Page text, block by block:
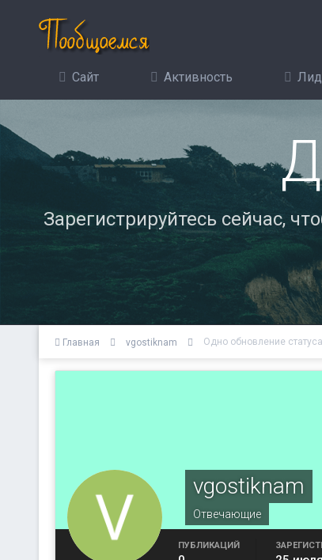
Сайт Активность
Зарегистрируйтесь сейчас,
Главная vgostiknam Одно обновление статуса
vgostiknam
Отвечающие
ПУБЛИКАЦИЙ